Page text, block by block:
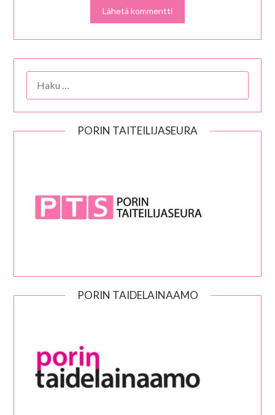
PORIN TAITEILIJASEURA
PORIN TAIDELAINAAMO